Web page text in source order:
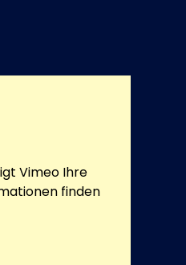
Vimeo Ihre
finden